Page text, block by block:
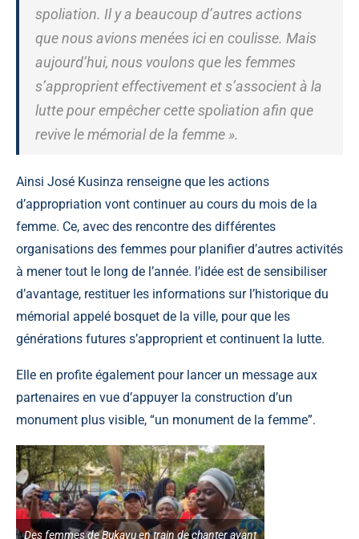
spoliation. Il y a beaucoup d’autres actions
que nous avions menées ici en coulisse. Mais
aujourd’hui, nous voulons que les femmes
s’approprient effectivement et s’associent à la
lutte pour empêcher cette spoliation afin que
revive le mémorial de la femme ».
Ainsi José Kusinza renseigne que les actions
d’appropriation vont continuer au cours du mois de la
femme. Ce, avec des rencontre des différentes
organisations des femmes pour planifier d’autres activités
à mener tout le long de l’année. l’idée est de sensibiliser
d’avantage, restituer les informations sur l’historique du
mémorial appelé bosquet de la ville, pour que les
générations futures s’approprient et continuent la lutte.
Elle en profite également pour lancer un message aux
partenaires en vue d’appuyer la construction d’un
monument plus visible, “un monument de la femme”.
Des femmes de Bukavu en train de chanter avant